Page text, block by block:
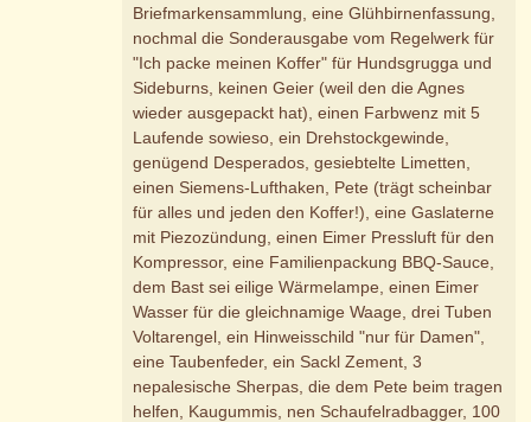
Briefmarkensammlung, eine Glühbirnenfassung,
nochmal die Sonderausgabe vom Regelwerk für
"Ich packe meinen Koffer" für Hundsgrugga und
Sideburns, keinen Geier (weil den die Agnes
wieder ausgepackt hat), einen Farbwenz mit 5
Laufende sowieso, ein Drehstockgewinde,
genügend Desperados, gesiebtelte Limetten,
einen Siemens-Lufthaken, Pete (trägt scheinbar
für alles und jeden den Koffer!), eine Gaslaterne
mit Piezozündung, einen Eimer Pressluft für den
Kompressor, eine Familienpackung BBQ-Sauce,
dem Bast sei eilige Wärmelampe, einen Eimer
Wasser für die gleichnamige Waage, drei Tuben
Voltarengel, ein Hinweisschild "nur für Damen",
eine Taubenfeder, ein Sackl Zement, 3
nepalesische Sherpas, die dem Pete beim tragen
helfen, Kaugummis, nen Schaufelradbagger, 100